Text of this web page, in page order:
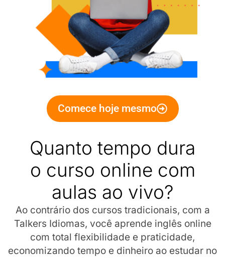
Comece hoje mesmo
Quanto tempo dura
o curso online com
aulas ao vivo?
Ao contrário dos cursos tradicionais, com a
Talkers Idiomas, você aprende inglês online
com total flexibilidade e praticidade,
economizando tempo e dinheiro ao estudar no